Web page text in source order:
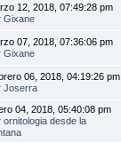
12, 2018, 07:49:28 pm
Gixane
07, 2018, 07:36:06 pm
Gixane
06, 2018, 04:19:26 pm
Joserra
04, 2018, 05:40:08 pm
ornitologia desde la